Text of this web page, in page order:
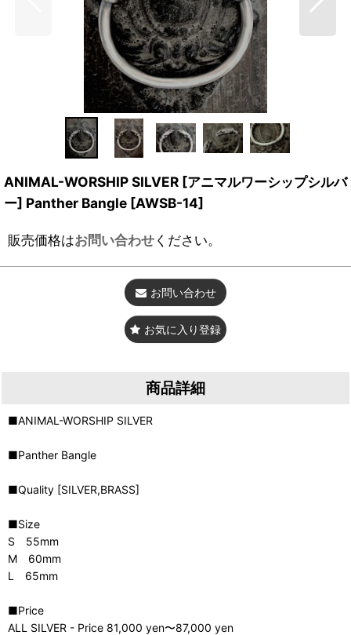
ANIMAL-WORSHIP SILVER [アニマルワーシップシルバ
ー] Panther Bangle [AWSB-14]
販売価格はお問い合わせください。
お問い合わせ
お気に入り登録
商品詳細
■ANIMAL-WORSHIP SILVER
■Panther Bangle
■Quality [SILVER,BRASS]
■Size
S 55mm
M 60mm
L 65mm
■Price
ALL SILVER - Price 81,000 yen〜87,000 yen